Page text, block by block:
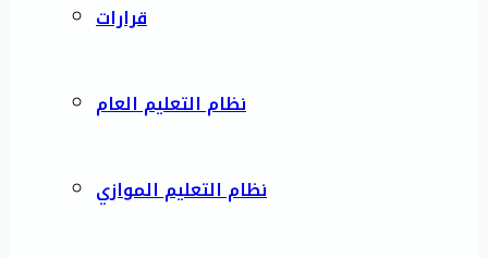
قرارات
نظام التعليم العام
نظام التعليم الموازي